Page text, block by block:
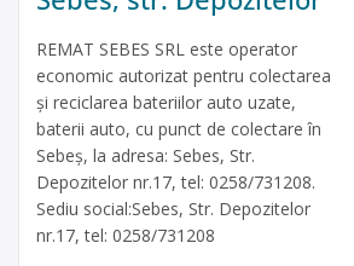
REMAT SEBES SRL este operator
economic autorizat pentru colectarea
și reciclarea bateriilor auto uzate,
baterii auto, cu punct de colectare în
Sebeș, la adresa: Sebes, Str.
Depozitelor nr.17, tel: 0258/731208.
Sediu social:Sebes, Str. Depozitelor
nr.17, tel: 0258/731208